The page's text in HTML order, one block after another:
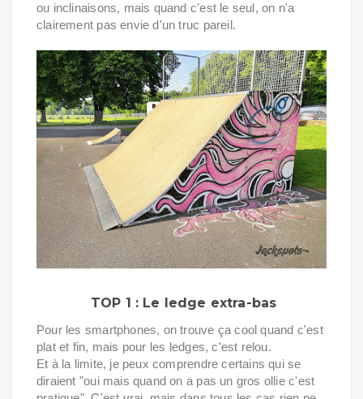
ou inclinaisons, mais quand c'est le seul, on n'a
clairement pas envie d'un truc pareil.
TOP 1 : Le ledge extra-bas
Pour les smartphones, on trouve ça cool quand c'est
plat et fin, mais pour les ledges, c'est relou.
Et à la limite, je peux comprendre certains qui se
diraient "oui mais quand on a pas un gros ollie c'est